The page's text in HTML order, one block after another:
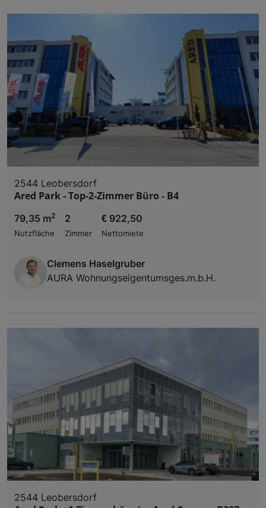
2544 Leobersdorf
Ared Park - Top-2-Zimmer Büro - B4
79,35 m2
Nutzfläche
2
Zimmer
€ 922,50
Nettomiete
Clemens Haselgruber
AURA Wohnungseigentumsges.m.b.H.
2544 Leobersdorf